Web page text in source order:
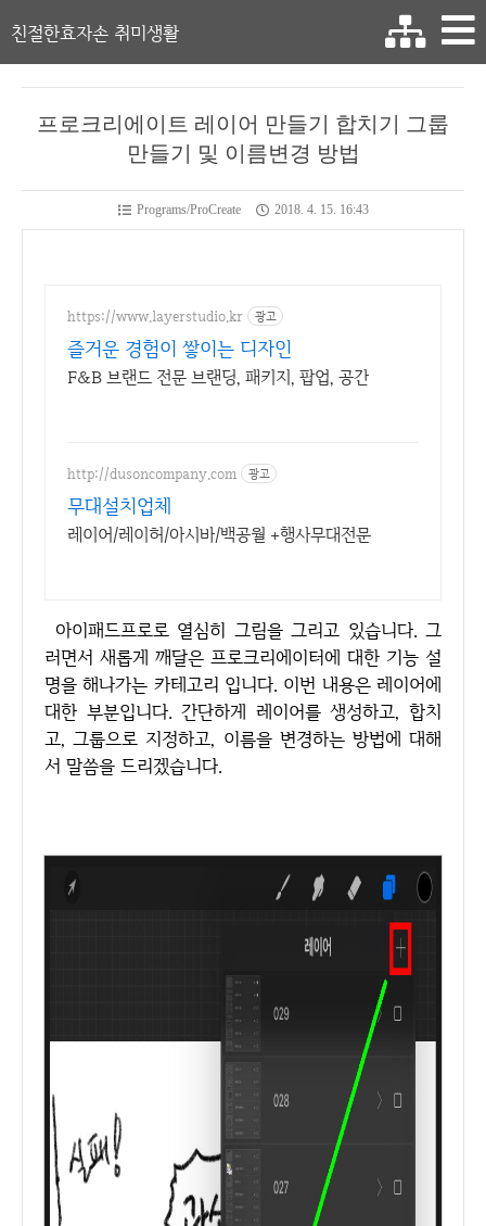
친절한효자손 취미생활
프로크리에이트 레이어 만들기 합치기 그룹
만들기 및 이름변경 방법
Programs/ProCreate 2018. 4. 15. 16:43
https://www.layerstudio.kr 광고
즐거운 경험이 쌓이는 디자인
F&B 브랜드 전문 브랜딩, 패키지, 팝업, 공간
http://dusoncompany.com 광고
무대설치업체
레이어/레이허/아시바/백공월 +행사무대전문
아이패드프로로 열심히 그림을 그리고 있습니다. 그
러면서 새롭게 깨달은 프로크리에이터에 대한 기능 설
명을 해나가는 카테고리 입니다. 이번 내용은 레이어에
대한 부분입니다. 간단하게 레이어를 생성하고, 합치
고, 그룹으로 지정하고, 이름을 변경하는 방법에 대해
서 말씀을 드리겠습니다.